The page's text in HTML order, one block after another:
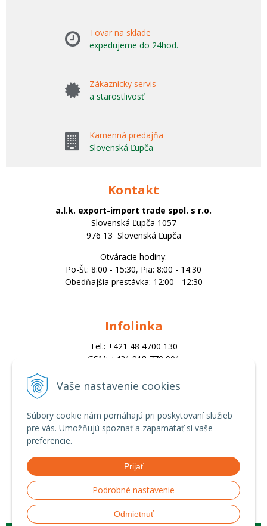
Vaše nastavenie cookies
Súbory cookie nám pomáhajú pri poskytovaní služieb
pre vás. Umožňujú spoznať a zapamätať si vaše
preferencie.
Prijať
Podrobné nastavenie
Odmietnuť
Tovar na sklade
expedujeme do 24hod.
Zákaznícky servis
a starostlivosť
Kamenná predajňa
Slovenská Ľupča
Kontakt
a.l.k. export-import trade spol. s r.o.
Slovenská Ľupča 1057
976 13 Slovenská Ľupča
Otváracie hodiny:
Po-Št: 8:00 - 15:30, Pia: 8:00 - 14:30
Obedňajšia prestávka: 12:00 - 12:30
Infolinka
Tel.: +421 48 4700 130
GSM: +421 918 770 001
trade@alk.sk
Obchodné podmienky
Ochrana osobných údajov
Možnosti platby a doprava
Reklamačný poriadok